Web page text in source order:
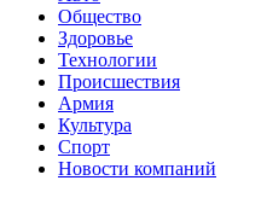
Общество
Здоровье
Технологии
Происшествия
Армия
Культура
Спорт
Новости компаний